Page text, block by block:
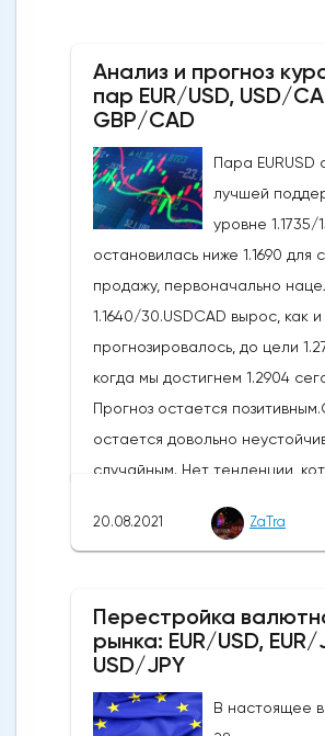
Анализ и прогноз
пар EUR/USD, USD/
GBP/CAD
Пара EURUSD
лучшей
уровне 1.1735/
остановилась ниже 1.1690 для
продажу, первоначально
1.1640/30.USDCAD вырос, как и
прогнозировалось, до цели
когда мы достигнем 1.2904
Прогноз остается
остается довольно
случайным. Нет тенденции,
анализ EUR/USD, USD/CAD,
нацеленного на 1.1640/30, а
1.1580/70.Первое
остановки выше
20.08.2021 ZaTra
Перестройка
рынка: EUR/USD, EUR/
USD/JPY
В настоящее